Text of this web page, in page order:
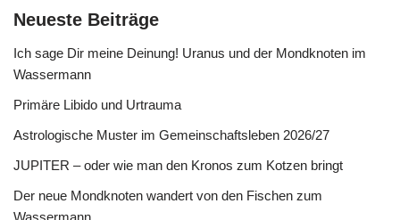
Neueste Beiträge
Ich sage Dir meine Deinung! Uranus und der Mondknoten im
Wassermann
Primäre Libido und Urtrauma
Astrologische Muster im Gemeinschaftsleben 2026/27
JUPITER – oder wie man den Kronos zum Kotzen bringt
Der neue Mondknoten wandert von den Fischen zum
Wassermann